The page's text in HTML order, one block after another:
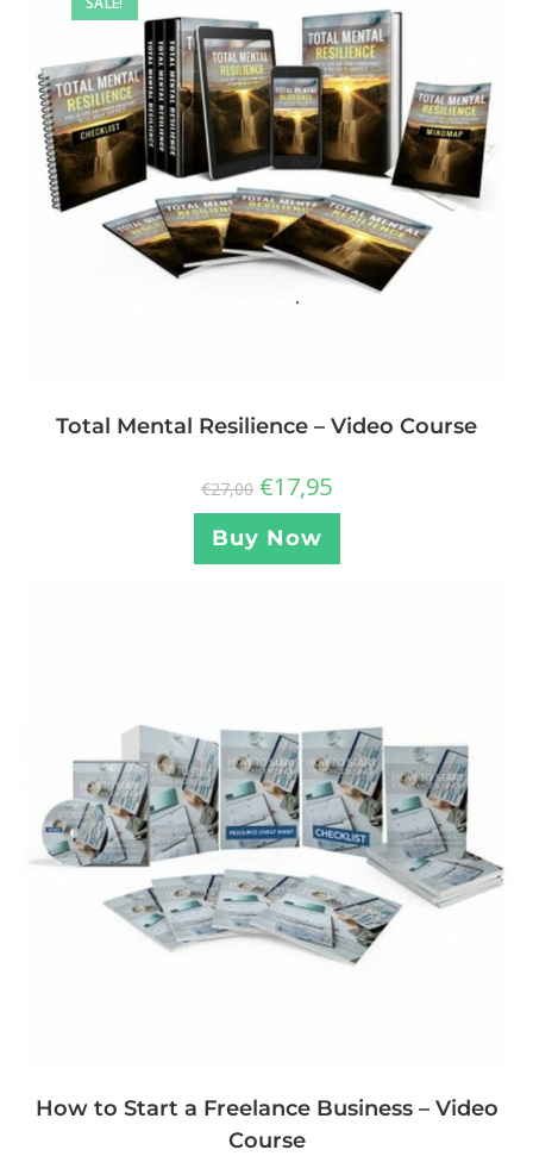
Total Mental Resilience – Video Course
€27,00 €17,95
Buy Now
How to Start a Freelance Business – Video
Course